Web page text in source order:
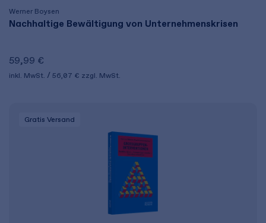
Werner Boysen
Nachhaltige Bewältigung von Unternehmenskrisen
59,99 €
inkl. MwSt. 56,07 € zzgl. MwSt.
Gratis Versand